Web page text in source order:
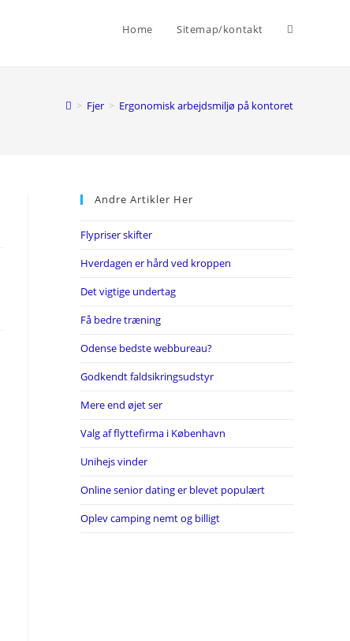
Home Sitemap/kontakt Toggle
> Fjer > Ergonomisk arbejdsmiljø på kontoret
Andre Artikler Her
Flypriser skifter
Hverdagen er hård ved kroppen
Det vigtige undertag
Få bedre træning
Odense bedste webbureau?
Godkendt faldsikringsudstyr
Mere end øjet ser
Valg af flyttefirma i København
Unihejs vinder
Online senior dating er blevet populært
Oplev camping nemt og billigt